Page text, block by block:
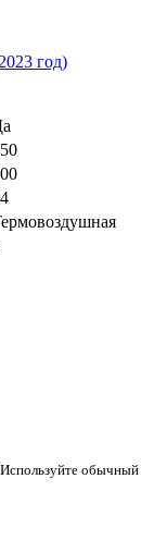
год)
обычный